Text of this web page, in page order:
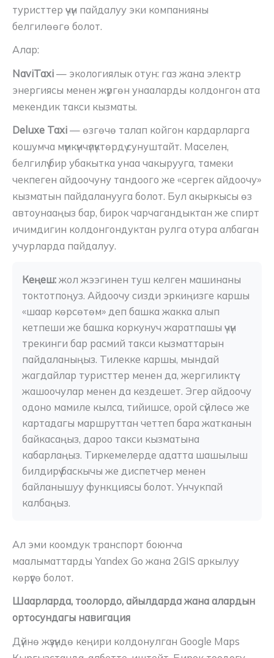
туристтер үчүн пайдалуу эки компанияны
белгилөөгө болот.
Алар:
NaviTaxi — экологиялык отун: газ жана электр
энергиясы менен жүргөн унааларды колдонгон ата
мекендик такси кызматы.
Deluxe Taxi — өзгөчө талап койгон кардарларга
кошумча мүмкүнчүлүктөрдү сунуштайт. Маселен,
белгилүү бир убакытка унаа чакырууга, тамеки
чекпеген айдоочуну тандоого же «сергек айдоочу»
кызматын пайдаланууга болот. Бул акыркысы өз
автоунааңыз бар, бирок чарчагандыктан же спирт
ичимдигин колдонгондуктан рулга отура албаган
учурларда пайдалуу.
Кеңеш: жол жээгинен туш келген машинаны
токтотпоңуз. Айдоочу сизди эркиңизге каршы
«шаар көрсөтөм» деп башка жакка алып
кетпеши же башка коркунуч жаратпашы үчүн
трекинги бар расмий такси кызматтарын
пайдаланыңыз. Тилекке каршы, мындай
жагдайлар туристтер менен да, жергиликтүү
жашоочулар менен да кездешет. Эгер айдоочу
одоно мамиле кылса, тийишсе, орой сүйлөсө же
картадагы маршруттан четтеп бара жатканын
байкасаңыз, дароо такси кызматына
кабарлаңыз. Тиркемелерде адатта шашылыш
билдирүү баскычы же диспетчер менен
байланышуу функциясы болот. Унчукпай
калбаңыз.
Ал эми коомдук транспорт боюнча
маалыматтарды Yandex Go жана 2GIS аркылуу
көрүүгө болот.
Шаарларда, тоолордо, айылдарда жана алардын
ортосундагы навигация
Дүйнө жүзүндө кеңири колдонулган Google Maps